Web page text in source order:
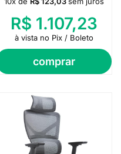
comprar
R$ 1.107,23
à vista no Pix / Boleto